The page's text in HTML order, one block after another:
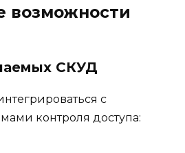
возможности
СКУД
с
контроля доступа: